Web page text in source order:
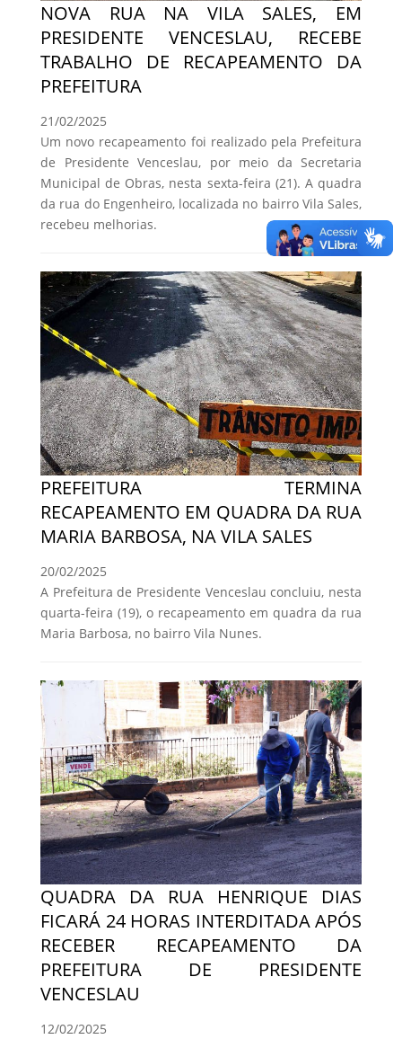
NOVA RUA NA VILA SALES, EM
PRESIDENTE VENCESLAU, RECEBE
TRABALHO DE RECAPEAMENTO DA
PREFEITURA
21/02/2025
Um novo recapeamento foi realizado pela Prefeitura
de Presidente Venceslau, por meio da Secretaria
Municipal de Obras, nesta sexta-feira (21). A quadra
da rua do Engenheiro, localizada no bairro Vila Sales,
recebeu melhorias.
PREFEITURA TERMINA
RECAPEAMENTO EM QUADRA DA RUA
MARIA BARBOSA, NA VILA SALES
20/02/2025
A Prefeitura de Presidente Venceslau concluiu, nesta
quarta-feira (19), o recapeamento em quadra da rua
Maria Barbosa, no bairro Vila Nunes.
QUADRA DA RUA HENRIQUE DIAS
FICARÁ 24 HORAS INTERDITADA APÓS
RECEBER RECAPEAMENTO DA
PREFEITURA DE PRESIDENTE
VENCESLAU
12/02/2025